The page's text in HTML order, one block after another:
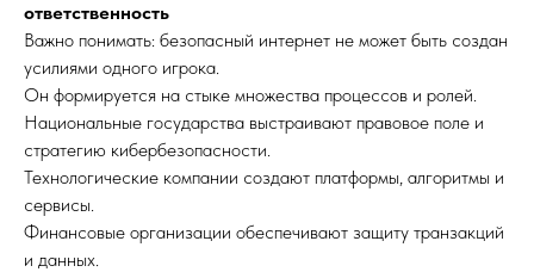
ответственность
Важно понимать: безопасный интернет не может быть создан
усилиями одного игрока.
Он формируется на стыке множества процессов и ролей.
Национальные государства выстраивают правовое поле и
стратегию кибербезопасности.
Технологические компании создают платформы, алгоритмы и
сервисы.
Финансовые организации обеспечивают защиту транзакций
и данных.